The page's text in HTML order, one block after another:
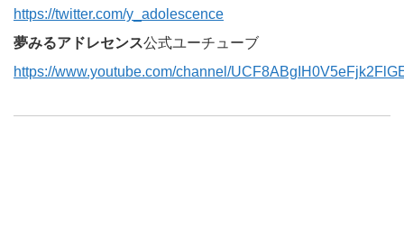
https://twitter.com/y_adolescence
夢みるアドレセンス公式ユーチューブ
https://www.youtube.com/channel/